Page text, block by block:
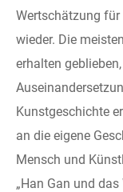
Wertschätzung für
wieder. Die
erhalten
Kunstgeschichte
an die eigene
Mensch und
„Han Gan und